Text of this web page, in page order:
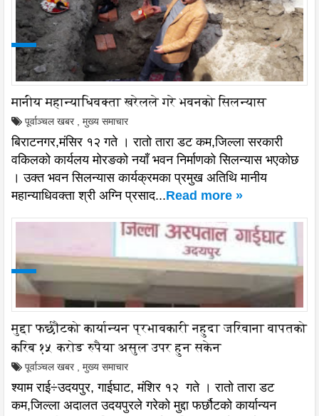
मानीय महान्याधिवक्ता खरेलले गरे भवनको सिलन्यास
पूर्वाञ्चल खबर मुख्य समाचार
बिराटनगर,मंसिर १२ गते । रातो तारा डट कम,जिल्ला सरकारी
वकिलको कार्यलय मोरङको नयाँ भवन निर्माणको सिलन्यास भएकोछ
। उक्त भवन सिलन्यास कार्यक्रमका प्रमुख अतिथि मानीय
महान्याधिवक्ता श्री अग्नि प्रसाद...Read more »
मुद्दा फर्छौटको कार्यान्यन प्रभावकारी नहुदा जरिवाना वापतको
करिब १५ करोड रुपैया असुल उपर हुन सकेन
पूर्वाञ्चल खबर मुख्य समाचार
श्याम राई÷उदयपुर, गाईघाट, मंशिर १२ गते । रातो तारा डट
कम,जिल्ला अदालत उदयपुरले गरेको मुद्दा फर्छौटको कार्यान्यन